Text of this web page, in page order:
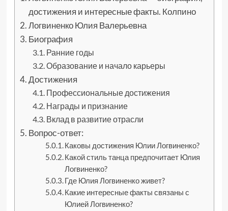
достижения и интересные факты. Колпино
Логвиненко Юлия Валерьевна
Биография
Ранние годы
Образование и начало карьеры
Достижения
Профессиональные достижения
Награды и признание
Вклад в развитие отрасли
Вопрос-ответ:
Каковы достижения Юлии Логвиненко?
Какой стиль танца предпочитает Юлия
Логвиненко?
Где Юлия Логвиненко живет?
Какие интересные факты связаны с
Юлией Логвиненко?